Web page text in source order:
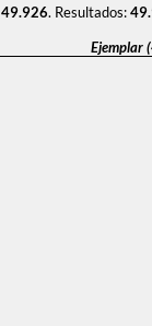
49.926. Resultados:
Ejemplar